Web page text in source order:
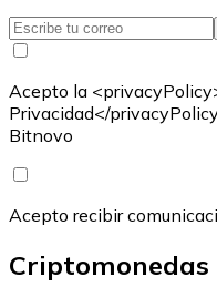
Acepto la
Privacidad</
Bitnovo
Acepto recibir